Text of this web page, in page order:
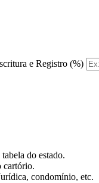
e Registro (%)
do estado.
cartório.
condomínio, etc.